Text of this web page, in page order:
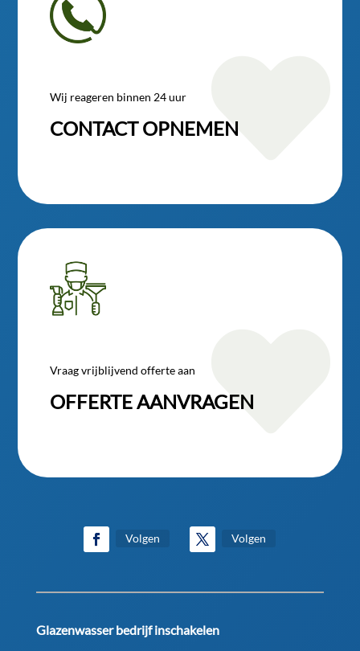
Wij reageren binnen 24 uur
CONTACT OPNEMEN
Vraag vrijblijvend offerte aan
OFFERTE AANVRAGEN

Volgen Volgen
Glazenwasser bedrijf inschakelen